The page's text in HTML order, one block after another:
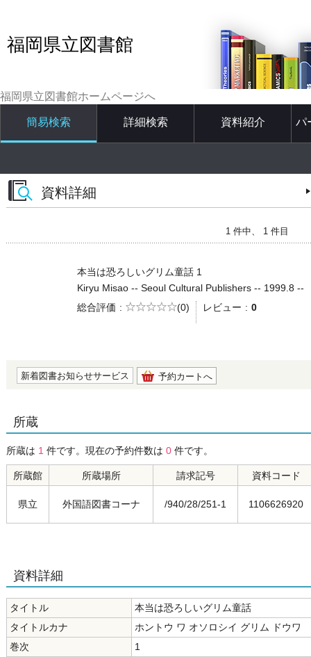
福岡県立図書館
福岡県立図書館ホームページへ
簡易検索 詳細検索 資料紹介 パ
資料詳細
1 件中、 1 件目
本当は恐ろしいグリム童話 1
Kiryu Misao -- Seoul Cultural Publishers -- 1999.8 --
総合評価
5段階評価
(0) レビュー 0
新着図書お知らせサービス 予約カートへ
所蔵
所蔵は 1 件です。現在の予約件数は 0 件です。
所蔵館 所蔵場所 請求記号 資料コード
県立 外国語図書コーナ /940/28/251-1 1106626920
資料詳細
タイトル
本当は恐ろしいグリム童話
タイトルカナ
ホントウ ワ オソロシイ グリム ドウワ
巻次
1